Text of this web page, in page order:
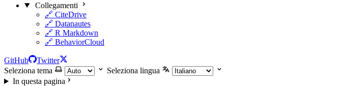
Collegamenti
🔗 CiteDrive
🔗 Datanautes
🔗 R Markdown
🔗 BehaviorCloud
GitHub
Twitter
Seleziona tema
Seleziona lingua
In questa pagina